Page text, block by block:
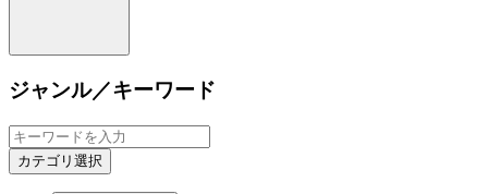
ジャンル／キーワード
カテゴリ選択